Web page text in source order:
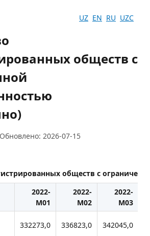
UZ EN RU UZC
обществ с
2026-07-15
обществ с
2022-
M01
2022-
M02
2022-
M03
332273,0 336823,0 342045,0